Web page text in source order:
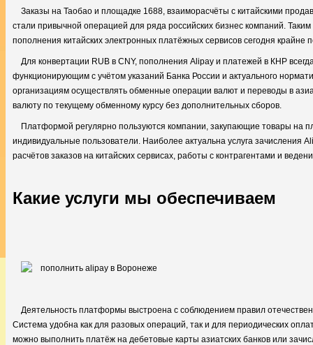
Заказы на Таобао и площадке 1688, взаиморасчёты с китайскими
стали привычной операцией для ряда российских бизнес компаний.
пополнения китайских электронных платёжных сервисов сегодня крайне
Для конвертации RUB в CNY, пополнения Alipay и платежей в КНР
функционирующим с учётом указаний Банка России и актуального
организациям осуществлять обменные операции валют и переводы в
валюту по текущему обменному курсу без дополнительных сборов.
Платформой регулярно пользуются компании, закупающие товары на
индивидуальные пользователи. Наиболее актуальна услуга зачисления
расчётов заказов на китайских сервисах, работы с контрагентами и
Какие услуги мы обеспечиваем
Деятельность платформы выстроена с соблюдением правил
Система удобна как для разовых операций, так и для периодических
можно выполнить платёж на дебетовые карты азиатских банков или